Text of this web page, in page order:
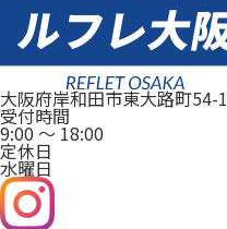
大阪府岸和田市東大路町54-1
受付時間
9:00 ～18:00
定休日
水曜日